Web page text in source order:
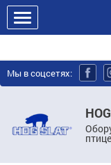
Мы в соцсетях: